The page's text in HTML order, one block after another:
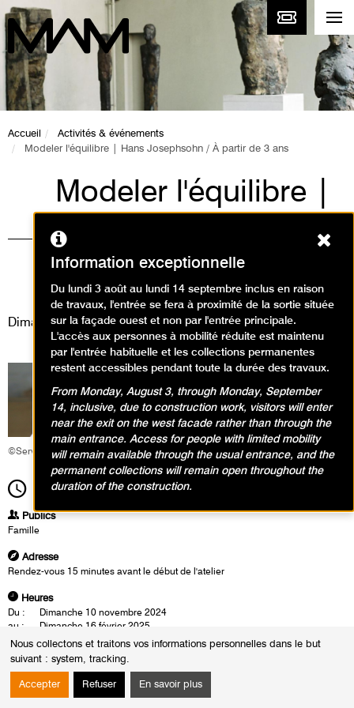
Nous collectons et traitons vos informations personnelles dans le but
suivant : system, tracking.
Accepter Refuser En savoir plus
Accueil
Activités & événements
Modeler l'équilibre | Hans Josephsohn / À partir de 3 ans
Modeler l'équilibre |
Hans Josephsohn /
À partir de 3 ans
Animations / Créer en famille
Dimanche 16 février 2025
©Service éducatif et culturel
15h30Durée1h30
Publics
Famille
Adresse
Rendez-vous 15 minutes avant le début de l'atelier
Heures
Du :
Dimanche 10 novembre 2024
au :
Dimanche 16 février 2025
Le :
Dimanche 16 février 2025 de 15h30 à 17h00
Cette visite-atelier en famille autour de l’œuvre de Hans Josephsohn
permet de découvrir des sculptures qui combinent figuration et
Information exceptionnelle
Du lundi 3 août au lundi 14 septembre inclus en raison
de travaux, l'entrée se fera à proximité de la sortie située
sur la façade ouest et non par l'entrée principale.
L'accès aux personnes à mobilité réduite est maintenu
par l'entrée habituelle et les collections permanentes
restent accessibles pendant toute la durée des travaux.
From Monday, August 3, through Monday, September
14, inclusive, due to construction work, visitors will enter
near the exit on the west facade rather than through the
main entrance. Access for people with limited mobility
will remain available through the usual entrance, and the
permanent collections will remain open throughout the
duration of the construction.